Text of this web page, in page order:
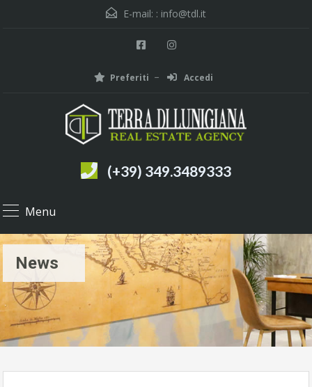
E-mail: : info@tdl.it
Preferiti Accedi
(+39) 349.3489333
Menu
News